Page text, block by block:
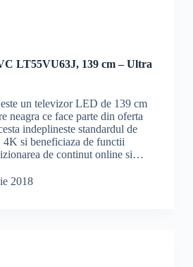
LT55VU63J, 139 cm – Ultra
un televizor LED de 139 cm
neagra ce face parte din oferta
indeplineste standardul de
si beneficiaza de functii
de continut online si…
2018